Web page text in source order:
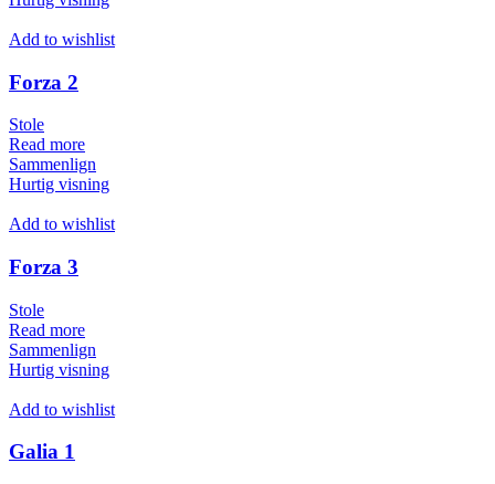
Add to wishlist
Forza 2
Stole
Read more
Sammenlign
Hurtig visning
Add to wishlist
Forza 3
Stole
Read more
Sammenlign
Hurtig visning
Add to wishlist
Galia 1